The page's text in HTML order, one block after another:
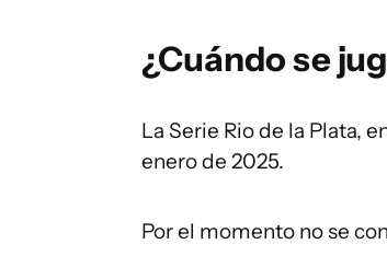
¿Cuándo se
La Serie Rio de la Plata,
enero de 2025.
Por el momento no se